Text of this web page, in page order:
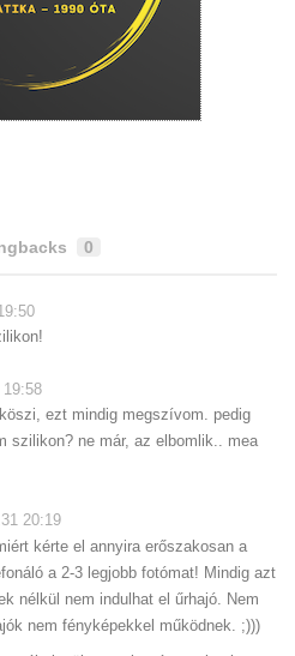
0
19:58
ezt mindig megszívom. pedig
szilikon? ne már, az elbomlik.. mea
20:19
kérte el annyira erőszakosan a
a 2-3 legjobb fotómat! Mindig azt
nélkül nem indulhat el űrhajó. Nem
nem fényképekkel működnek. ;)))